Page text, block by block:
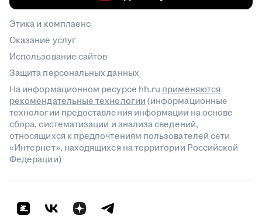
Этика и комплаенс
Оказание услуг
Использование сайтов
Защита персональных данных
На информационном ресурсе hh.ru применяются
рекомендательные технологии(информационные
технологии предоставления информации на основе
сбора, систематизации и анализа сведений,
относящихся к предпочтениям пользователей сети
«Интернет», находящихся на территории Российской
Федерации)